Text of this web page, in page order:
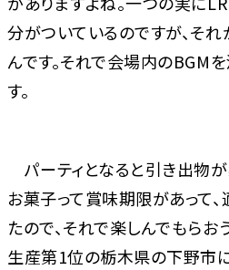
分がついているのですが、そ
んです。それで会場内のBGM
す。
パーティとなると引き出物
お菓子って賞味期限があって
たので、それで楽しんでもらお
生産第1位の栃木県の下野市